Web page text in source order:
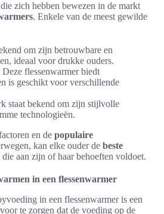
zich hebben bewezen in de markt
. Enkele van de meest gewilde
om zijn betrouwbare en
ideaal voor drukke ouders.
Deze flessenwarmer biedt
is geschikt voor verschillende
staat bekend om zijn stijlvolle
technologieën.
en de populaire
kan elke ouder de beste
aan zijn of haar behoeften voldoet.
in een flessenwarmer
in een flessenwarmer is een
te zorgen dat de voeding op de